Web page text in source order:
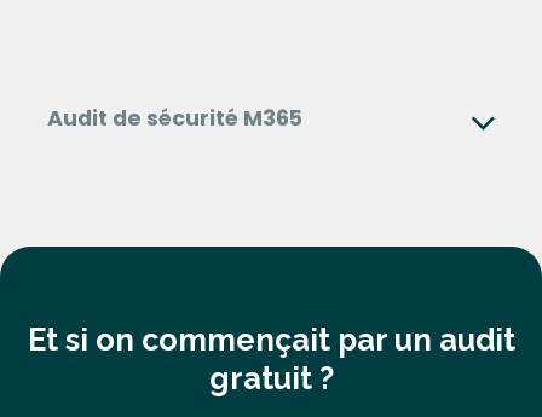
Audit de sécurité M365
Et si on commençait par un audit
gratuit ?